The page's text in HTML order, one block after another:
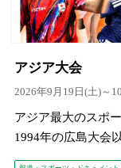
アジア大会
2026年9月19日(土)～
アジア最大のスポ
1994年の広島大会